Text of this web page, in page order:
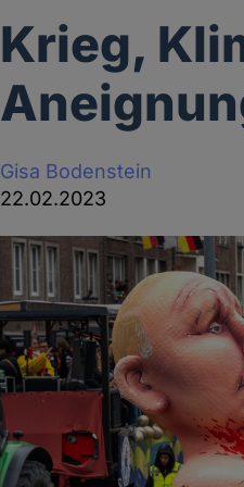
Krieg,
Gisa Bodenstein
22.02.2023